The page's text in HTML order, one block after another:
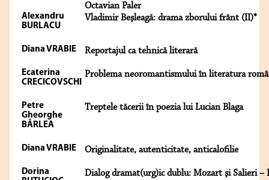
Octavian Paler
Alexandru
BURLACU
Vladimir Beşleagă: drama zborului frânt (II)*
Diana VRABIE Reportajul ca tehnică literară
Ecaterina
CRECICOVSCHI
Problema neoromantismului în literatura
Petre
Gheorghe
BÂRLEA
Treptele tăcerii în poezia lui Lucian Blaga
Diana VRABIE Originalitate, autenticitate, anticalofilie
Dorina
Dialog dramat(urg)ic dublu: Mozart şi Salieri –